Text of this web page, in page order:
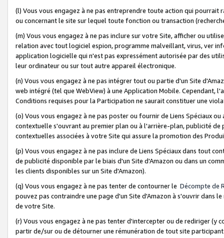
(l) Vous vous engagez à ne pas entreprendre toute action qui
ou concernant le site sur lequel toute fonction ou transaction
(m) Vous vous engagez à ne pas inclure sur votre Site, afficher ou
relation avec tout logiciel espion, programme malveillant, virus, ver
application logicielle qui n'est pas expressément autorisée par des
leur ordinateur ou sur tout autre appareil électronique.
(n) Vous vous engagez à ne pas intégrer tout ou partie d'un Site
web intégré (tel que WebView) à une Application Mobile. Cependant,
Conditions requises pour la Participation ne saurait constituer une
(o) Vous vous engagez à ne pas poster ou fournir de Liens Spéciaux
contextuelle s'ouvrant au premier plan ou à l'arrière-plan, publicité
contextuelles associées à votre Site qui assure la promotion des
(p) Vous vous engagez à ne pas inclure de Liens Spéciaux dans tout
de publicité disponible par le biais d'un Site d'Amazon ou dans un
les clients disponibles sur un Site d'Amazon).
(q) Vous vous engagez à ne pas tenter de contourner le Décompte de
pouvez pas contraindre une page d'un Site d'Amazon à s'ouvrir dans
de votre Site.
(r) Vous vous engagez à ne pas tenter d'intercepter ou de rediriger
partir de/sur ou de détourner une rémunération de tout site